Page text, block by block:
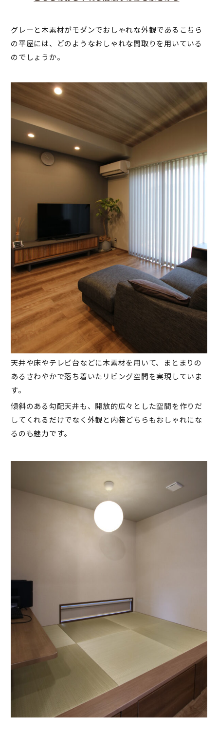
グレーと木素材がモダンでおしゃれな外観であるこちら
の平屋には、どのようなおしゃれな間取りを用いている
のでしょうか。
天井や床やテレビ台などに木素材を用いて、まとまりの
あるさわやかで落ち着いたリビング空間を実現していま
す。
傾斜のある勾配天井も、開放的広々とした空間を作りだ
してくれるだけでなく外観と内装どちらもおしゃれにな
るのも魅力です。